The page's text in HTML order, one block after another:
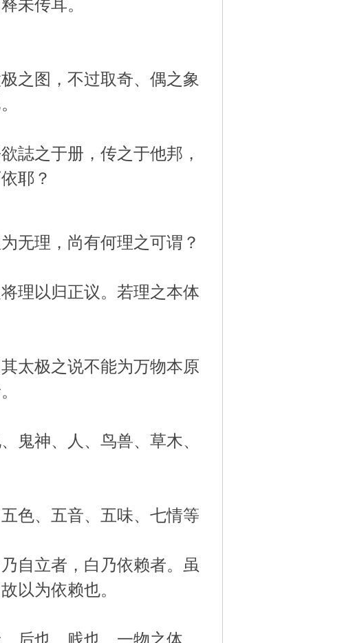
未传耳。
之图，不过取奇、偶之象
誌之于册，传之于他邦，
耶？
无理，尚有何理之可谓？
理以归正议。若理之本体
太极之说不能为万物本原
鬼神、人、鸟兽、草木、
色、五音、五味、七情等
自立者，白乃依赖者。虽
故以为依赖也。